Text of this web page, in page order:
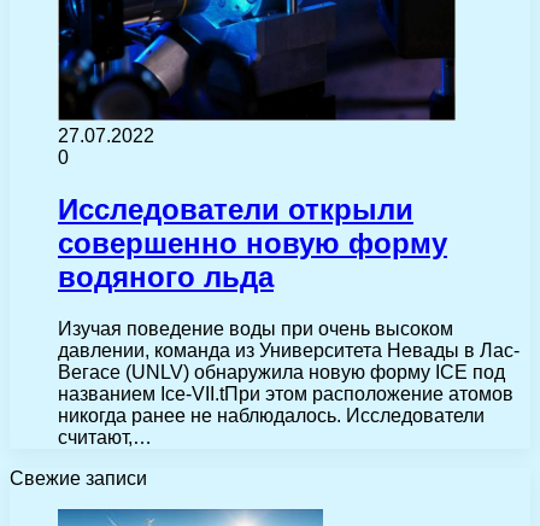
27.07.2022
0
Исследователи открыли
совершенно новую форму
водяного льда
Изучая поведение воды при очень высоком
давлении, команда из Университета Невады в Лас-
Вегасе (UNLV) обнаружила новую форму ICE под
названием Ice-VII.tПри этом расположение атомов
никогда ранее не наблюдалось. Исследователи
считают,…
Свежие записи